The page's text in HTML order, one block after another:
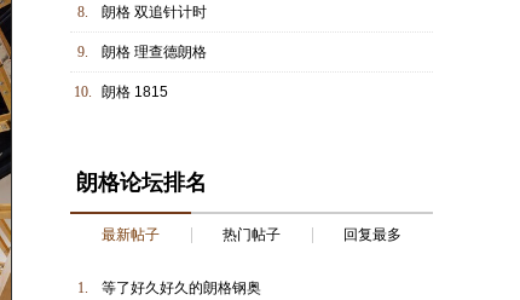
8. 朗格 双追针计时
9. 朗格 理查德朗格
10. 朗格 1815
朗格论坛排名
最新帖子 热门帖子 回复最多
1. 等了好久好久的朗格钢奥